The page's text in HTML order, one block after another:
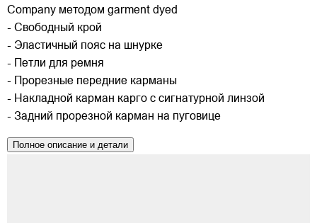
Company методом garment dyed
- Свободный крой
- Эластичный пояс на шнурке
- Петли для ремня
- Прорезные передние карманы
- Накладной карман карго с сигнатурной линзой
- Задний прорезной карман на пуговице
Полное описание и детали